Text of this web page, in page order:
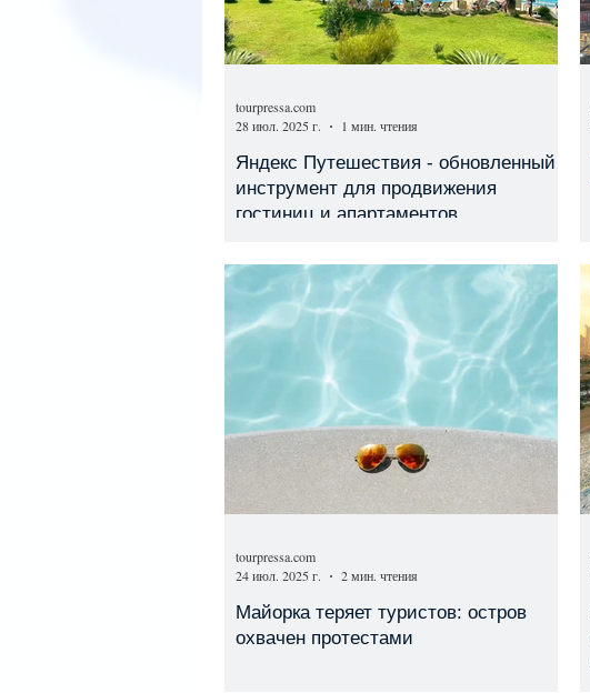
Яндекс Путешествия - обновленный
инструмент для продвижения
гостиниц и апартаментов
tourpressa.com
28 июл. 2025 г.
1 мин. чтения
Майорка теряет туристов: остров
охвачен протестами
tourpressa.com
24 июл. 2025 г.
2 мин. чтения